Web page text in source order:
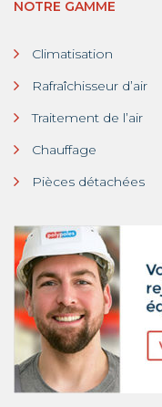
NOTRE GAMME
Climatisation
Rafraîchisseur d’air
Traitement de l’air
Chauffage
Pièces détachées